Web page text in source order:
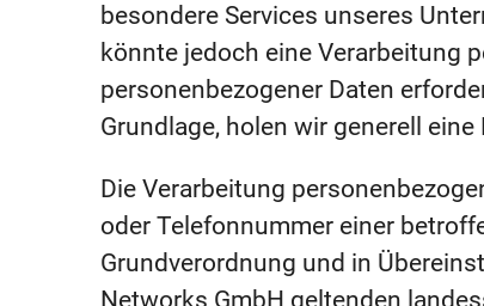
besondere Services unseres
könnte jedoch eine Verarbeitung
personenbezogener Daten
Grundlage, holen wir generell
Die Verarbeitung
oder Telefonnummer einer
Grundverordnung und in